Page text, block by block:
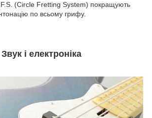
(Circle Fretting System) покращують
по всьому грифу.
Звук і електроніка